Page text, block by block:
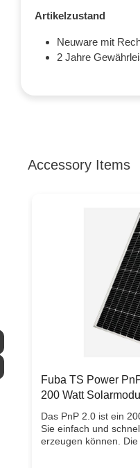
Artikelzustand
Neuware mit
2 Jahre
Produktgalerie
Accessory Items
Fuba TS Power
200 Watt
Das PnP 2.0 ist ein
Sie einfach und
erzeugen können.